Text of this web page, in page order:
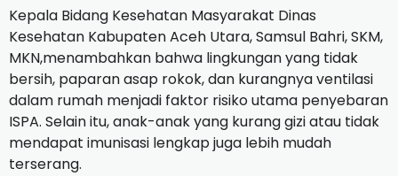
Kepala Bidang Kesehatan Masyarakat Dinas
Kesehatan Kabupaten Aceh Utara, Samsul Bahri, SKM,
MKN,menambahkan bahwa lingkungan yang tidak
bersih, paparan asap rokok, dan kurangnya ventilasi
dalam rumah menjadi faktor risiko utama penyebaran
ISPA. Selain itu, anak-anak yang kurang gizi atau tidak
mendapat imunisasi lengkap juga lebih mudah
terserang.